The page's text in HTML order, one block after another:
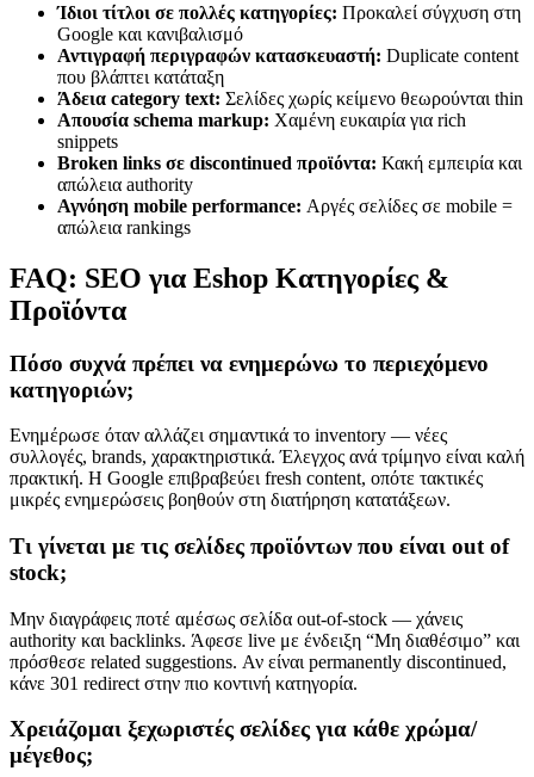
Ίδιοι τίτλοι σε πολλές κατηγορίες: Προκαλεί σύγχυση στη
Google και κανιβαλισμό
Αντιγραφή περιγραφών κατασκευαστή: Duplicate content
που βλάπτει κατάταξη
Άδεια category text: Σελίδες χωρίς κείμενο θεωρούνται thin
Απουσία schema markup: Χαμένη ευκαιρία για rich
snippets
Broken links σε discontinued προϊόντα: Κακή εμπειρία και
απώλεια authority
Αγνόηση mobile performance: Αργές σελίδες σε mobile =
απώλεια rankings
FAQ: SEO για Eshop Κατηγορίες &
Προϊόντα
Πόσο συχνά πρέπει να ενημερώνω το περιεχόμενο
κατηγοριών;
Ενημέρωσε όταν αλλάζει σημαντικά το inventory — νέες
συλλογές, brands, χαρακτηριστικά. Έλεγχος ανά τρίμηνο είναι καλή
πρακτική. Η Google επιβραβεύει fresh content, οπότε τακτικές
μικρές ενημερώσεις βοηθούν στη διατήρηση κατατάξεων.
Τι γίνεται με τις σελίδες προϊόντων που είναι out of
stock;
Μην διαγράφεις ποτέ αμέσως σελίδα out-of-stock — χάνεις
authority και backlinks. Άφεσε live με ένδειξη “Μη διαθέσιμο” και
πρόσθεσε related suggestions. Αν είναι permanently discontinued,
κάνε 301 redirect στην πιο κοντινή κατηγορία.
Χρειάζομαι ξεχωριστές σελίδες για κάθε χρώμα/
μέγεθος;